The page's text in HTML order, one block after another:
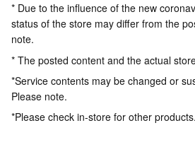
* Due to the influence of the new
status of the store may differ from the
note.
* The posted content and the actual
*Service contents may be changed or
Please note.
*Please check in-store for other products.